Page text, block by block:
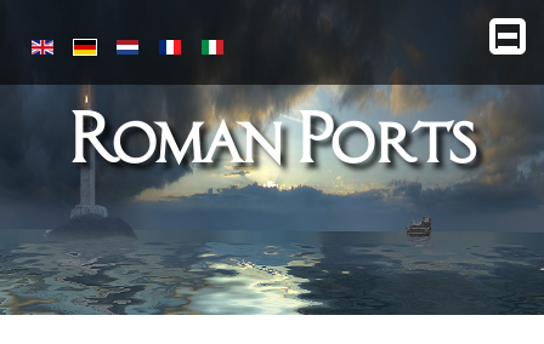
Roman Ports